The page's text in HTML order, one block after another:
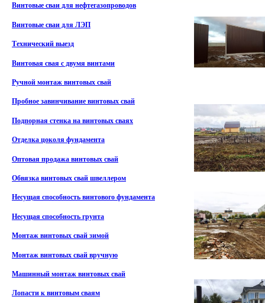
Винтовые сваи для нефтегазопроводов
Винтовые сваи для ЛЭП
Технический выезд
Винтовая свая с двумя винтами
Ручной монтаж винтовых свай
Пробное завинчивание винтовых свай
Подпорная стенка на винтовых сваях
Отделка цоколя фундамента
Оптовая продажа винтовых свай
Обвязка винтовых свай швеллером
Несущая способность винтового фундамента
Несущая способность грунта
Монтаж винтовых свай зимой
Монтаж винтовых свай вручную
Машинный монтаж винтовых свай
Лопасти к винтовым сваям